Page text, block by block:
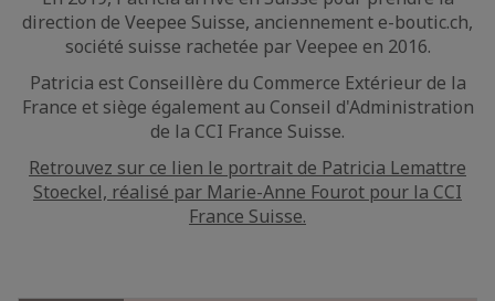
direction de Veepee Suisse, anciennement e-boutic.ch,
société suisse rachetée par Veepee en 2016.
Patricia est Conseillère du Commerce Extérieur de la
France et siège également au Conseil d'Administration
de la CCI France Suisse.
Retrouvez sur ce lien le portrait de Patricia Lemattre
Stoeckel, réalisé par Marie-Anne Fourot pour la CCI
France Suisse.